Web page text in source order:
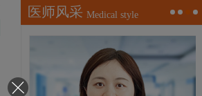
医师风采 Medical style